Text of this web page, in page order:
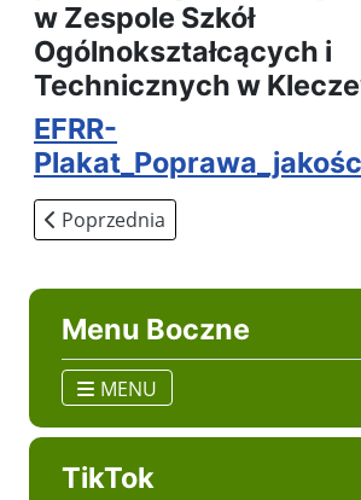
Menu Boczne
MENU
TikTok
w Zespole Szkół
Ogólnokształcących i
Technicznych w
EFRR-
Poprzednia strona: ETR - Tekst
Poprzednia